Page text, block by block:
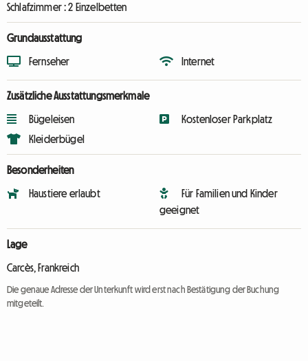
Schlafzimmer :2 Einzelbetten
Grundausstattung
Fernseher Internet
Zusätzliche Ausstattungsmerkmale
Bügeleisen
Kleiderbügel
Kostenloser Parkplatz
Besonderheiten
Haustiere erlaubt
Für Familien und Kinder
geeignet
Lage
Carcès, Frankreich
Die genaue Adresse der Unterkunft wird erst nach Bestätigung der Buchung
mitgeteilt.